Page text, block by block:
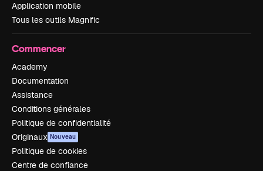
Application mobile
Tous les outils Magnific
Commencer
Academy
Documentation
Assistance
Conditions générales
Politique de confidentialité
Originaux Nouveau
Politique de cookies
Centre de confiance